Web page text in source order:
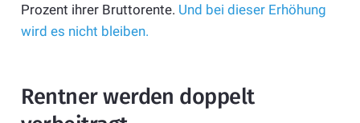
Prozent ihrer Bruttorente. Und bei dieser Erhöhung
wird es nicht bleiben.
Rentner werden doppelt